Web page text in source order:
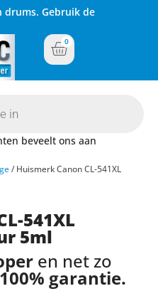
drums. Gebruik de
0
beveelt ons aan
/ Huismerk Canon CL-541XL
541XL
5ml
en net zo
100% garantie.